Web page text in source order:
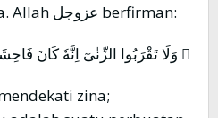
Rasul-Nya adalah zina. Allah عزوجل berfirman:
﴿ وَلَا تَقْرَبُوا الزِّنٰىٓ اِنَّهٗ كَانَ
zina;